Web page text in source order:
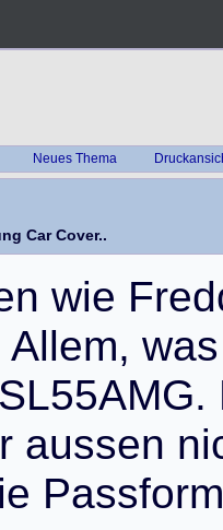
Neues Thema
Car Cover..
n wie Fred
Allem, was
SL55AMG.
r aussen ni
ie Passform